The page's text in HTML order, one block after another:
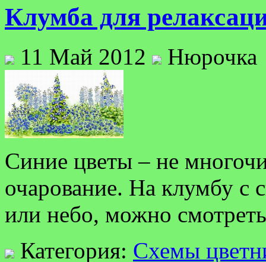
Клумба для
11 Май 2012 Нюрочка
Синие цветы – не
очарование. На клумбу с
или небо, можно
Категория: Схемы